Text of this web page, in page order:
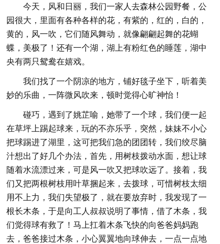
今天，风和日丽，我们一家人去森林公园野餐，公
园很大，里面有各种各样的花，有紫的，红的，白的，
黄的，风一吹，它们随风舞动，就像翩翩起舞的花蝴
蝶，美极了！还有一个湖，湖上有粉红色的睡莲，湖中
央有两只鸳鸯在嬉戏。
我们找了一个阴凉的地方，铺好毯子坐下，听着美
妙的乐曲，一阵微风吹来，顿时觉得心旷神怡！
碰巧，遇到了姚芷喻，她带了一个球，我们便一起
在草坪上踢起球来，玩的不亦乐乎，突然，妹妹不小心
把球踢进了湖里，这可把我们急的团团转，我们绞尽脑
汁想出了好几个办法，首先，用树枝拨动水面，想让球
随着水流漂过来，可是风一吹又把球吹远了。接着，我
们又把两根树枝用叶草捆起来，去拨球，可惜树枝太细
用不上力，我们失望极了，就在要放弃时，我发现了一
根长木条，于是向工人叔叔说明了事情，借了木条，我
们觉得球有救了！马上扛着木条飞快的向爸爸妈妈跑
去，爸爸接过木条，小心翼翼地向球伸去，一点一点地